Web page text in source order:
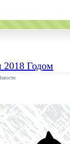
2018 Годом